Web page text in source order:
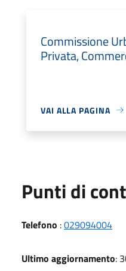
Commissione
Privata,
VAI ALLA PAGINA
Punti di
Telefono :029094004
Ultimo aggiornamento: